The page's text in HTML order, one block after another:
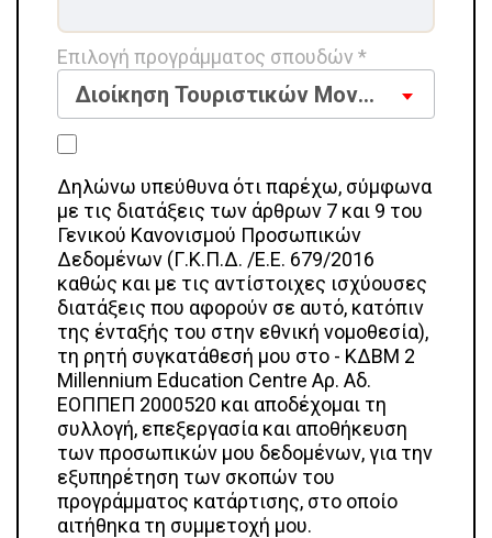
Επιλογή προγράμματος σπουδών *
Διοίκηση Τουριστικών Μονάδων
Δηλώνω υπεύθυνα ότι παρέχω, σύμφωνα
με τις διατάξεις των άρθρων 7 και 9 του
Γενικού Κανονισμού Προσωπικών
Δεδομένων (Γ.Κ.Π.Δ. /Ε.Ε. 679/2016
καθώς και με τις αντίστοιχες ισχύουσες
διατάξεις που αφορούν σε αυτό, κατόπιν
της ένταξής του στην εθνική νομοθεσία),
τη ρητή συγκατάθεσή μου στο - ΚΔΒΜ 2
Millennium Education Centre Αρ. Αδ.
ΕΟΠΠΕΠ 2000520 και αποδέχομαι τη
συλλογή, επεξεργασία και αποθήκευση
των προσωπικών μου δεδομένων, για την
εξυπηρέτηση των σκοπών του
προγράμματος κατάρτισης, στο οποίο
αιτήθηκα τη συμμετοχή μου.